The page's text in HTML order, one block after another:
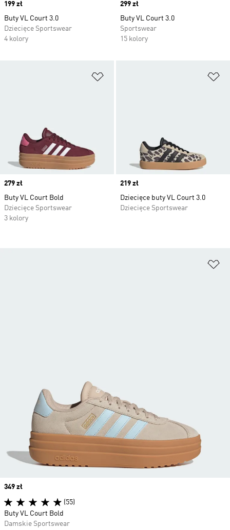
Price
199 zł
Buty VL Court 3.0
Dziecięce Sportswear
4 kolory
Price
299 zł
Buty VL Court 3.0
Sportswear
15 kolory
Price
279 zł
Buty VL Court Bold
Dziecięce Sportswear
3 kolory
Price
219 zł
Dziecięce buty VL Court 3.0
Dziecięce Sportswear
Price
349 zł
(55)
Buty VL Court Bold
Damskie Sportswear